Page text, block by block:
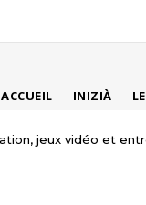
NAVIGATION
ACCUEIL INIZIÀ
jeux vidéo et